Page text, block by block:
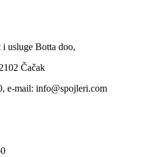
usluge Botta doo,
Čačak
e-mail: info@spojleri.com